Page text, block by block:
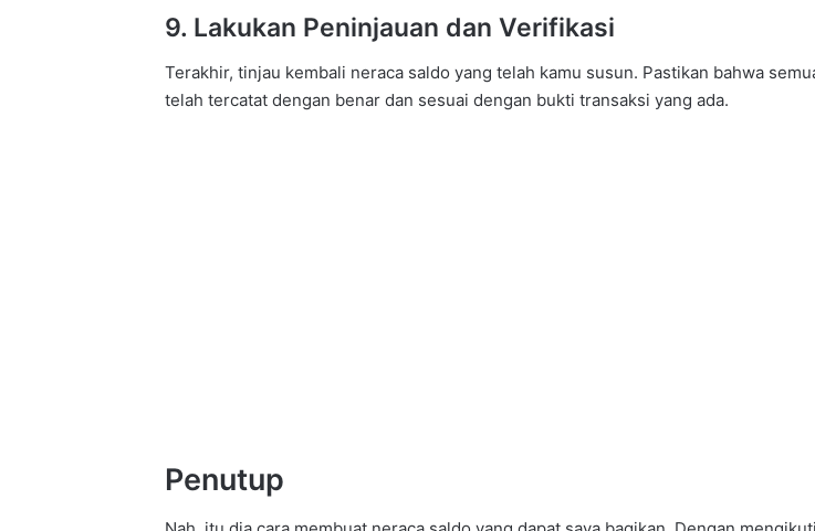
9. Lakukan Peninjauan dan Verifikasi
Terakhir, tinjau kembali neraca saldo yang telah kamu susun. Pastikan bahwa
telah tercatat dengan benar dan sesuai dengan bukti transaksi yang ada.
Penutup